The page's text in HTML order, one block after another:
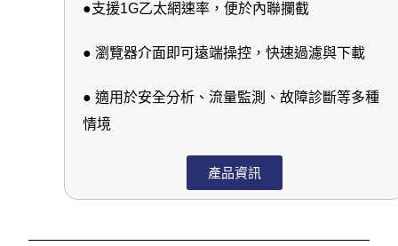
●支援1G乙太網速率，便於內聯攔截
● 瀏覽器介面即可遠端操控，快速過濾與下載
● 適用於安全分析、流量監測、故障診斷等多種
情境
產品資訊